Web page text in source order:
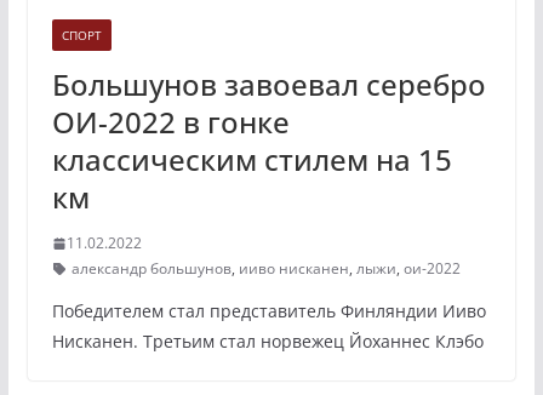
СПОРТ
Большунов завоевал серебро
ОИ-2022 в гонке
классическим стилем на 15
км
11.02.2022
александр большунов, ииво нисканен, лыжи, ои-2022
Победителем стал представитель Финляндии Ииво
Нисканен. Третьим стал норвежец Йоханнес Клэбо